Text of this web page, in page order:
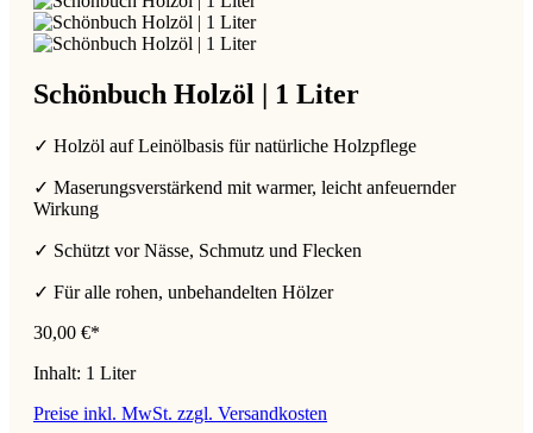
Schönbuch Holzöl | 1 Liter
✓ Holzöl auf Leinölbasis für natürliche Holzpflege
✓ Maserungsverstärkend mit warmer, leicht anfeuernder
Wirkung
✓ Schützt vor Nässe, Schmutz und Flecken
✓ Für alle rohen, unbehandelten Hölzer
30,00 €*
Inhalt: 1 Liter
Preise inkl. MwSt. zzgl. Versandkosten